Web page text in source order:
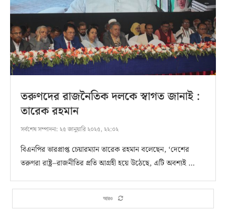
তরুণদের রাজনৈতিক দলকে স্বাগত জানাই :
তারেক রহমান
সর্বশেষ সম্পাদনা: ২৫ জানুয়ারি ২০২৫, ২২:০২
বিএনপির ভারপ্রাপ্ত চেয়ারম্যান তারেক রহমান বলেছেন, ‘দেশের
তরুণরা রাষ্ট্র–রাজনীতির প্রতি আগ্রহী হয়ে উঠেছে, এটি অবশ্যই …
আরও